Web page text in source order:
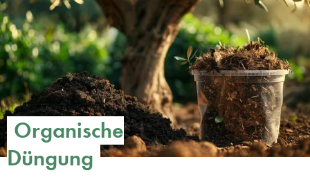
Organische
Düngung